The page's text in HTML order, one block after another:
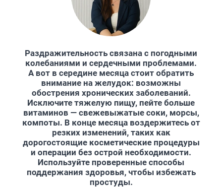
Раздражительность связана с погодными
колебаниями и сердечными проблемами.
А вот в середине месяца стоит обратить
внимание на желудок: возможны
обострения хронических заболеваний.
Исключите тяжелую пищу, пейте больше
витаминов — свежевыжатые соки, морсы,
компоты. В конце месяца воздержитесь от
резких изменений, таких как
дорогостоящие косметические процедуры
и операции без острой необходимости.
Используйте проверенные способы
поддержания здоровья, чтобы избежать
простуды.